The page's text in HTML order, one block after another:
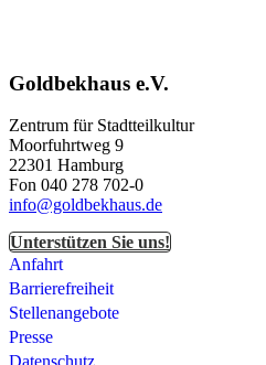
Goldbekhaus e.V.
Zentrum für Stadtteilkultur
Moorfuhrtweg 9
22301 Hamburg
Fon 040 278 702-0
info@goldbekhaus.de
Unterstützen Sie uns!
Anfahrt
Barrierefreiheit
Stellenangebote
Presse
Datenschutz